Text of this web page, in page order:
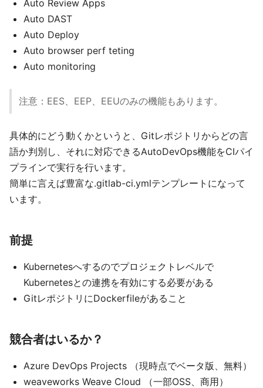
Auto Review Apps
Auto DAST
Auto Deploy
Auto browser perf teting
Auto monitoring
注意：EES、EEP、EEUのみの機能もあります。
具体的にどう動くかというと、Gitレポジトリからどの言
語か判別し、それに対応できるAutoDevOps機能をCIパイ
プラインで実行を行います。
簡単に言えば豊富な.gitlab-ci.ymlテンプレートになって
います。
前提
Kubernetesへするのでプロジェクトレベルで
Kubernetesとの連携を有効にする必要がある
GitレポジトリにDockerfileがあること
競合者はいるか？
Azure DevOps Projects （現時点でベータ版、無料）
weaveworks Weave Cloud （一部OSS、商用）